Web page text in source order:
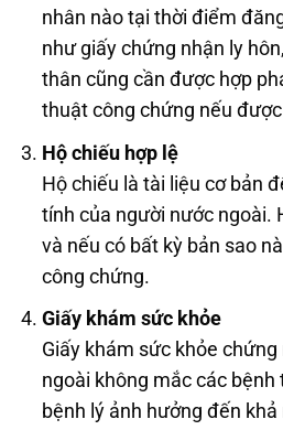
nhân nào tại thời điểm
như giấy chứng nhận ly
thân cũng cần được hợp
thuật công chứng nếu
Hộ chiếu hợp lệ
Hộ chiếu là tài liệu cơ bản
tính của người nước ngoài.
và nếu có bất kỳ bản sao
công chứng.
Giấy khám sức khỏe
Giấy khám sức khỏe
ngoài không mắc các
bệnh lý ảnh hưởng đến